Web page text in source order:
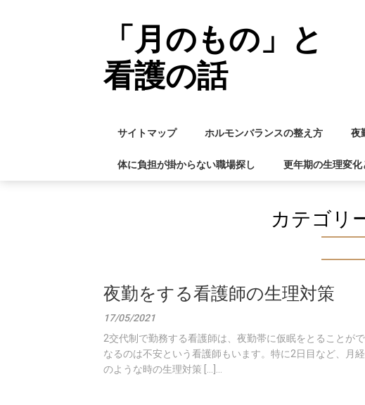
「月のもの」と
看護の話
サイトマップ ホルモンバランスの整え方 夜
体に負担が掛からない職場探し 更年期の生理変
カテゴリ
夜勤をする看護師の生理対策
17/05/2021
2交代制で勤務する看護師は、夜勤帯に仮眠をとることが
なるのは不安という看護師もいます。特に2日目など、月
のような時の生理対策 […]...